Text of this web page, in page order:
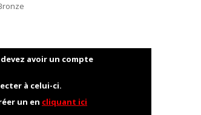
avoir un compte
à celui-ci.
un en cliquant ici